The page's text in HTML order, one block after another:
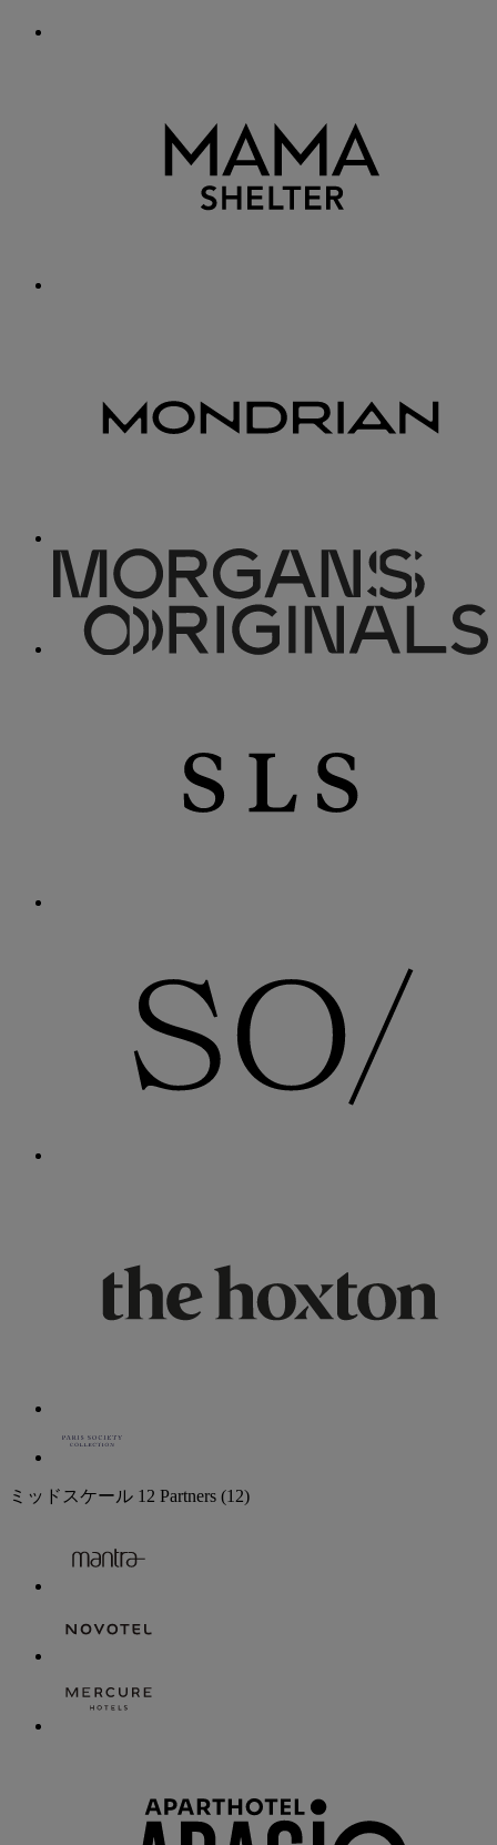
ミッドスケール 12 Partners (12)